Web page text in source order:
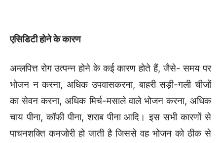
एसिडिटी होने के कारण
अम्लपित्त रोग उत्पन्न होने के कई कारण होते हैं, जैसे- समय पर
भोजन न करना, अधिक उपवासकरना, बाहरी सड़ी-गली चीजों
का सेवन करना, अधिक मिर्च-मसाले वाले भोजन करना, अधिक
चाय पीना, कॉफी पीना, शराब पीना आदि। इस सभी कारणों से
पाचनशक्ति कमजोरी हो जाती है जिससे वह भोजन को ठीक से